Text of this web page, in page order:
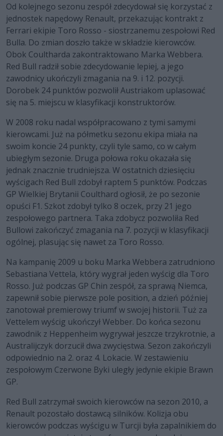
Od kolejnego sezonu zespół zdecydował się korzystać z
jednostek napędowy Renault, przekazując kontrakt z
Ferrari ekipie Toro Rosso - siostrzanemu zespołowi Red
Bulla. Do zmian doszło także w składzie kierowców.
Obok Coultharda zakontraktowano Marka Webbera.
Red Bull radził sobie zdecydowanie lepiej, a jego
zawodnicy ukończyli zmagania na 9. i 12. pozycji.
Dorobek 24 punktów pozwolił Austriakom uplasować
się na 5. miejscu w klasyfikacji konstruktorów.
W 2008 roku nadal współpracowano z tymi samymi
kierowcami. Już na półmetku sezonu ekipa miała na
swoim koncie 24 punkty, czyli tyle samo, co w całym
ubiegłym sezonie. Druga połowa roku okazała się
jednak znacznie trudniejsza. W ostatnich dziesięciu
wyścigach Red Bull zdobył raptem 5 punktów. Podczas
GP Wielkiej Brytanii Coulthard ogłosił, że po sezonie
opuści F1. Szkot zdobył tylko 8 oczek, przy 21 jego
zespołowego partnera. Taka zdobycz pozwoliła Red
Bullowi zakończyć zmagania na 7. pozycji w klasyfikacji
ogólnej, plasując się nawet za Toro Rosso.
Na kampanię 2009 u boku Marka Webbera zatrudniono
Sebastiana Vettela, który wygrał jeden wyścig dla Toro
Rosso. Już podczas GP Chin zespół, za sprawą Niemca,
zapewnił sobie pierwsze pole position, a dzień później
zanotował premierowy triumf w swojej historii. Tuż za
Vettelem wyścig ukończył Webber. Do końca sezonu
zawodnik z Heppenheim wygrywał jeszcze trzykrotnie, a
Australijczyk dorzucił dwa zwycięstwa. Sezon zakończyli
odpowiednio na 2. oraz 4. Lokacie. W zestawieniu
zespołowym Czerwone Byki uległy jedynie ekipie Brawn
GP.
Red Bull zatrzymał swoich kierowców na sezon 2010, a
Renault pozostało dostawcą silników. Kolizja obu
kierowców podczas wyścigu w Turcji była zapalnikiem do